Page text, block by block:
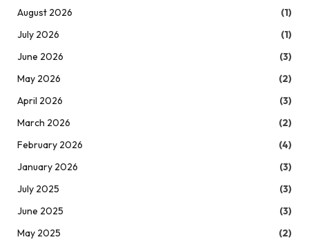
August 2026
(1)
July 2026
(1)
June 2026
(3)
May 2026
(2)
April 2026
(3)
March 2026
(2)
February 2026
(4)
January 2026
(3)
July 2025
(3)
June 2025
(3)
May 2025
(2)